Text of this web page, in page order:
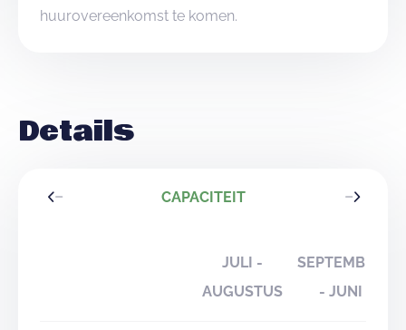
huurovereenkomst te komen.
Details
CAPACITEIT
JULI -
AUGUSTUS
SEPTEMBER
- JUNI